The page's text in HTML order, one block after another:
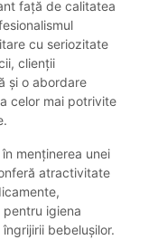
față de calitatea
cu seriozitate
clienții
și o abordare
celor mai potrivite
menținerea unei
atractivitate
igiena
bebelușilor.